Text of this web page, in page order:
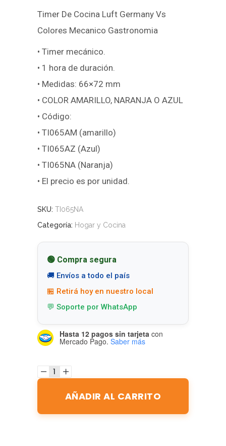
Timer De Cocina Luft Germany Vs
Colores Mecanico Gastronomia
• Timer mecánico.
• 1 hora de duración.
• Medidas: 66×72 mm
• COLOR AMARILLO, NARANJA O AZUL
• Código:
• TI065AM (amarillo)
• TI065AZ (Azul)
• TI065NA (Naranja)
• El precio es por unidad.
SKU: TI065NA
Categoría: Hogar y Cocina
🟢 Compra segura
🚚 Envíos a todo el país
🏪 Retirá hoy en nuestro local
💬 Soporte por WhatsApp
Hasta 12 pagos sin tarjeta con
Mercado Pago. Saber más
AÑADIR AL CARRITO